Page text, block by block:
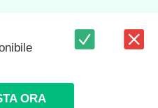
ORA